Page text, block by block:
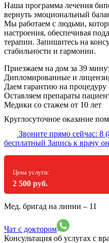
Наша программа лечения
вернуть эмоциональный
Мы работаем с людьми,
настроения, обеспечивая
терапии. Запишитесь на
стабильности и гармонии.
Приезжаем на дом за 39
Дипломированные и
Даем гарантию на процедуру
Оставляем препараты
Медики со стажем от 10 лет
Круглосуточное оказание
Звоните прямо сейчас: 8
бесплатный Запись к врачу
Цена услуги:
2 500 руб.
Мед. бригад на линии – 11
Чат с доктором
Консультация об услугах с